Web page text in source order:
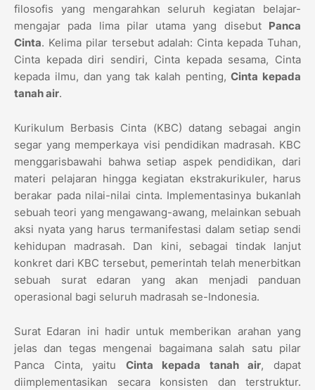
filosofis yang mengarahkan seluruh kegiatan belajar-
mengajar pada lima pilar utama yang disebut Panca
Cinta. Kelima pilar tersebut adalah: Cinta kepada Tuhan,
Cinta kepada diri sendiri, Cinta kepada sesama, Cinta
kepada ilmu, dan yang tak kalah penting,Cinta kepada
tanah air.
Kurikulum Berbasis Cinta (KBC) datang sebagai angin
segar yang memperkaya visi pendidikan madrasah. KBC
menggarisbawahi bahwa setiap aspek pendidikan, dari
materi pelajaran hingga kegiatan ekstrakurikuler, harus
berakar pada nilai-nilai cinta. Implementasinya bukanlah
sebuah teori yang mengawang-awang, melainkan sebuah
aksi nyata yang harus termanifestasi dalam setiap sendi
kehidupan madrasah. Dan kini, sebagai tindak lanjut
konkret dari KBC tersebut, pemerintah telah menerbitkan
sebuah surat edaran yang akan menjadi panduan
operasional bagi seluruh madrasah se-Indonesia.
Surat Edaran ini hadir untuk memberikan arahan yang
jelas dan tegas mengenai bagaimana salah satu pilar
Panca Cinta, yaitu Cinta kepada tanah air, dapat
diimplementasikan secara konsisten dan terstruktur.